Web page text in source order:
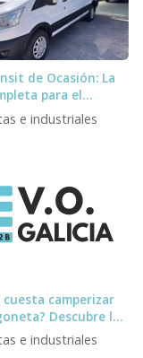
de Ocasión: La
para el
Exigente
e industriales
cuesta camperizar
Descubre los
e industriales